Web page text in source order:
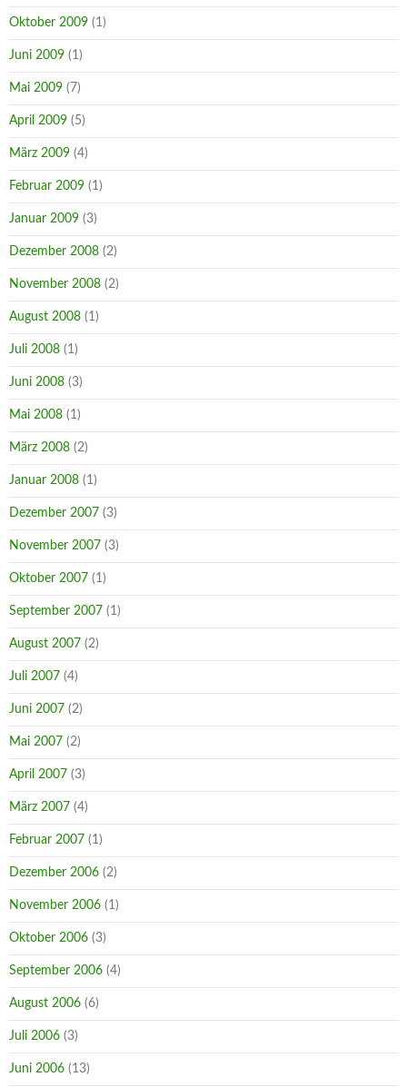
Oktober 2009 (1)
Juni 2009 (1)
Mai 2009 (7)
April 2009 (5)
März 2009 (4)
Februar 2009 (1)
Januar 2009 (3)
Dezember 2008 (2)
November 2008 (2)
August 2008 (1)
Juli 2008 (1)
Juni 2008 (3)
Mai 2008 (1)
März 2008 (2)
Januar 2008 (1)
Dezember 2007 (3)
November 2007 (3)
Oktober 2007 (1)
September 2007 (1)
August 2007 (2)
Juli 2007 (4)
Juni 2007 (2)
Mai 2007 (2)
April 2007 (3)
März 2007 (4)
Februar 2007 (1)
Dezember 2006 (2)
November 2006 (1)
Oktober 2006 (3)
September 2006 (4)
August 2006 (6)
Juli 2006 (3)
Juni 2006 (13)